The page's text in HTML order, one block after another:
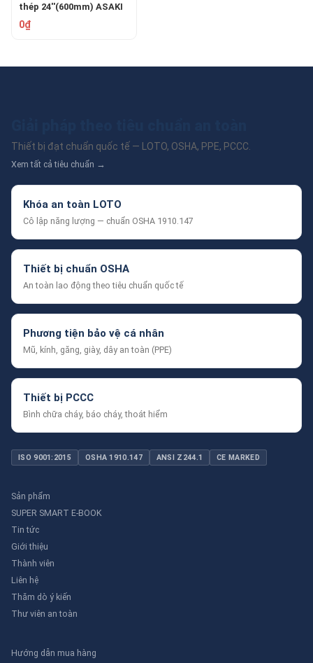
thép 24''(600mm) ASAKI
AK-0626
0₫
Thiết bị đạt chuẩn quốc tế — LOTO, OSHA, PPE, PCCC.
Xem tất cả tiêu chuẩn →
Khóa an toàn LOTO
Cô lập năng lượng — chuẩn OSHA 1910.147
Thiết bị chuẩn OSHA
An toàn lao động theo tiêu chuẩn quốc tế
Phương tiện bảo vệ cá nhân
Mũ, kính, găng, giày, dây an toàn (PPE)
Thiết bị PCCC
Bình chữa cháy, báo cháy, thoát hiểm
ISO 9001:2015 OSHA 1910.147 ANSI Z244.1 CE MARKED
Sản phẩm
SUPER SMART E-BOOK
Tin tức
Giới thiệu
Thành viên
Liên hệ
Thăm dò ý kiến
Thư viên an toàn
Hướng dẫn mua hàng